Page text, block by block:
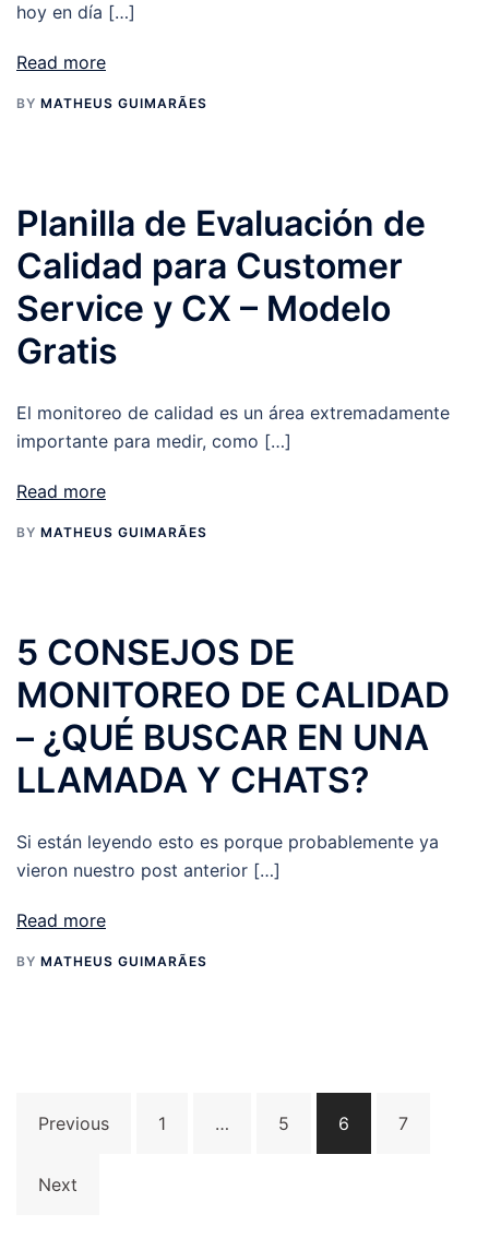
hoy en día […]
Read more
BY MATHEUS GUIMARÃES
Planilla de Evaluación de
Calidad para Customer
Service y CX – Modelo
Gratis
El monitoreo de calidad es un área extremadamente
importante para medir, como […]
Read more
BY MATHEUS GUIMARÃES
5 CONSEJOS DE
MONITOREO DE CALIDAD
– ¿QUÉ BUSCAR EN UNA
LLAMADA Y CHATS?
Si están leyendo esto es porque probablemente ya
vieron nuestro post anterior […]
Read more
BY MATHEUS GUIMARÃES
navigation
Previous 1 … 5 6 7
Next